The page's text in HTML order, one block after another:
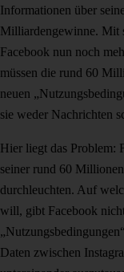
Informationen über
Milliardengewinne. Mit
Facebook nun noch
müssen die rund 60
neuen
sie weder Nachrichten
Hier liegt das Problem:
seiner rund 60
durchleuchten. Auf
will, gibt Facebook
Daten zwischen